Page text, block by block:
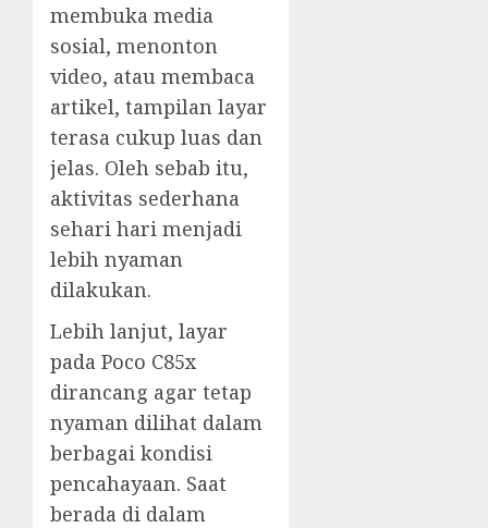
membuka media
sosial, menonton
video, atau membaca
artikel, tampilan layar
terasa cukup luas dan
jelas. Oleh sebab itu,
aktivitas sederhana
sehari hari menjadi
lebih nyaman
dilakukan.
Lebih lanjut, layar
pada Poco C85x
dirancang agar tetap
nyaman dilihat dalam
berbagai kondisi
pencahayaan. Saat
berada di dalam